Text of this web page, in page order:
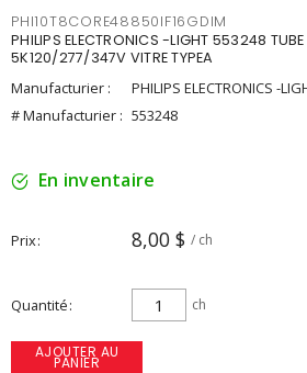
PHI10T8CORE48850IF16GDIM
PHILIPS ELECTRONICS -LIGHT 553248
5K120/277/347V VITRE TYPEA
Manufacturier :
PHILIPS ELECTRONICS -
# Manufacturier : 553248
En inventaire
Prix 8,00 $ / ch
Quantité ch
AJOUTER AU
PANIER